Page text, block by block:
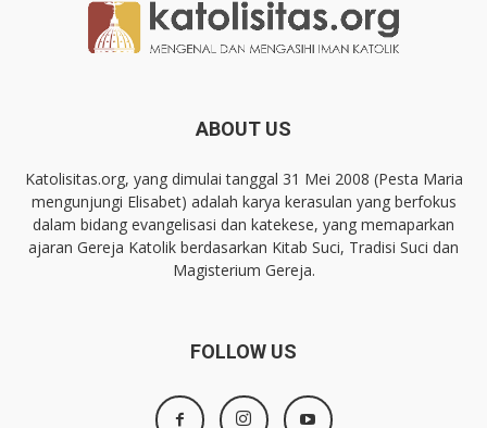
ABOUT US
Katolisitas.org, yang dimulai tanggal 31 Mei 2008 (Pesta Maria
mengunjungi Elisabet) adalah karya kerasulan yang berfokus
dalam bidang evangelisasi dan katekese, yang memaparkan
ajaran Gereja Katolik berdasarkan Kitab Suci, Tradisi Suci dan
Magisterium Gereja.
FOLLOW US